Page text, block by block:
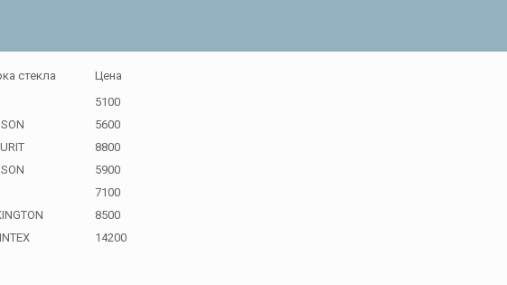
стекла
Цена
5100
5600
8800
5900
7100
8500
14200